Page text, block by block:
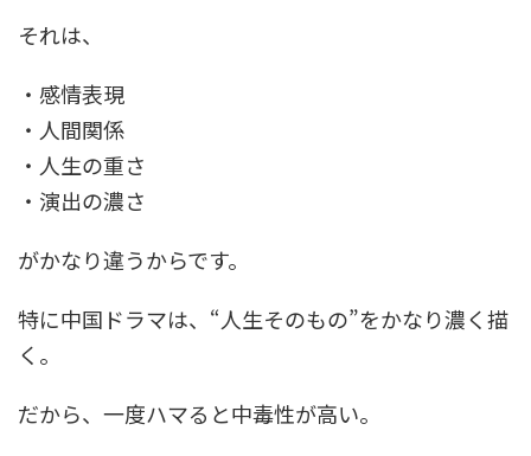
それは、
・感情表現
・人間関係
・人生の重さ
・演出の濃さ
がかなり違うからです。
特に中国ドラマは、“人生そのもの”をかなり濃く描
く。
だから、一度ハマると中毒性が高い。